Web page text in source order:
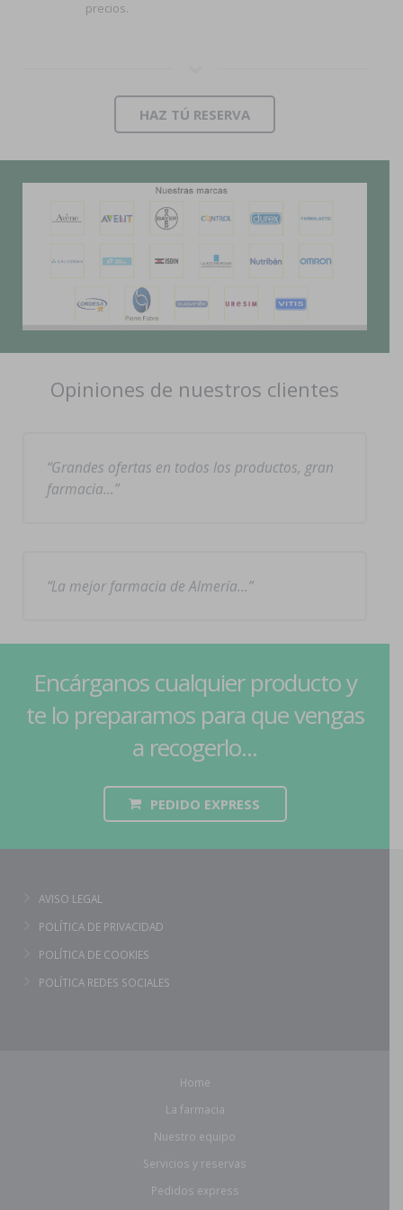
precios.
HAZ TÚ RESERVA
Opiniones de nuestros clientes
Grandes ofertas en todos los productos, gran
farmacia…
La mejor farmacia de Almería…
Encárganos cualquier producto y
te lo preparamos para que vengas
a recogerlo...
PEDIDO EXPRESS
AVISO LEGAL
POLÍTICA DE PRIVACIDAD
POLÍTICA DE COOKIES
POLÍTICA REDES SOCIALES
Home
La farmacia
Nuestro equipo
Servicios y reservas
Pedidos express